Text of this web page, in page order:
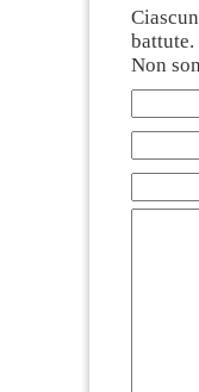
battute.
Non